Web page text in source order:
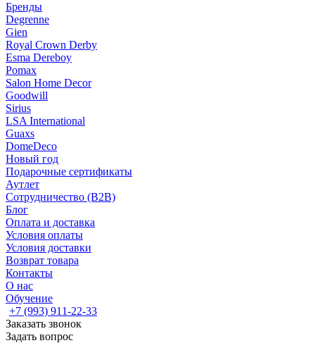
Бренды
Degrenne
Gien
Royal Crown Derby
Esma Dereboy
Pomax
Salon Home Decor
Goodwill
Sirius
LSA International
Guaxs
DomeDeco
Новый год
Подарочные сертификаты
Аутлет
Сотрудничество (B2B)
Блог
Оплата и доставка
Условия оплаты
Условия доставки
Возврат товара
Контакты
О нас
Обучение
+7 (993) 911-22-33
Заказать звонок
Задать вопрос